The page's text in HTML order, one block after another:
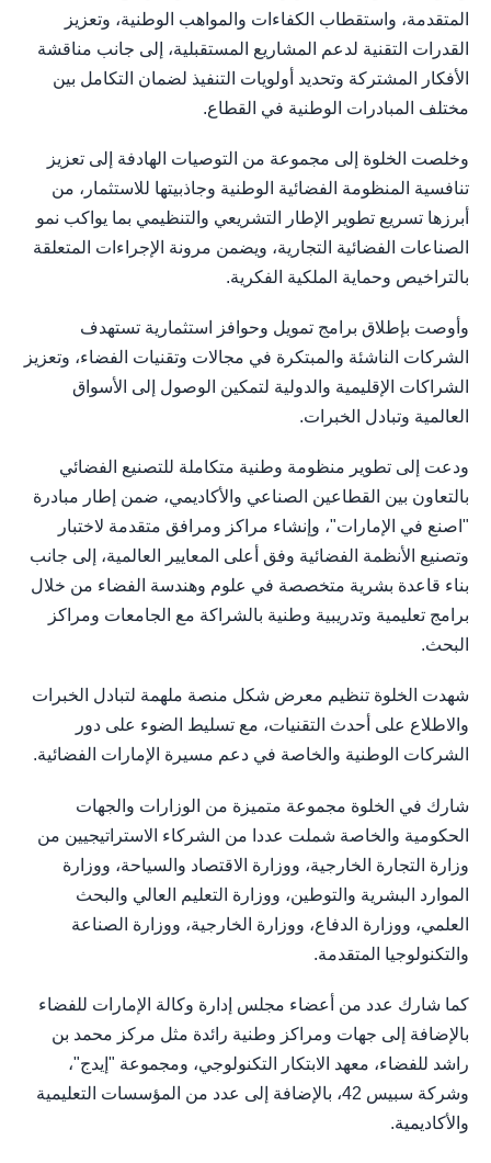
المتقدمة، واستقطاب الكفاءات والمواهب الوطنية، وتعزيز
القدرات التقنية لدعم المشاريع المستقبلية، إلى جانب مناقشة
الأفكار المشتركة وتحديد أولويات التنفيذ لضمان التكامل بين
مختلف المبادرات الوطنية في القطاع.
وخلصت الخلوة إلى مجموعة من التوصيات الهادفة إلى تعزيز
تنافسية المنظومة الفضائية الوطنية وجاذبيتها للاستثمار، من
أبرزها تسريع تطوير الإطار التشريعي والتنظيمي بما يواكب نمو
الصناعات الفضائية التجارية، ويضمن مرونة الإجراءات المتعلقة
بالتراخيص وحماية الملكية الفكرية.
وأوصت بإطلاق برامج تمويل وحوافز استثمارية تستهدف
الشركات الناشئة والمبتكرة في مجالات وتقنيات الفضاء، وتعزيز
الشراكات الإقليمية والدولية لتمكين الوصول إلى الأسواق
العالمية وتبادل الخبرات.
ودعت إلى تطوير منظومة وطنية متكاملة للتصنيع الفضائي
بالتعاون بين القطاعين الصناعي والأكاديمي، ضمن إطار مبادرة
"اصنع في الإمارات"، وإنشاء مراكز ومرافق متقدمة لاختبار
وتصنيع الأنظمة الفضائية وفق أعلى المعايير العالمية، إلى جانب
بناء قاعدة بشرية متخصصة في علوم وهندسة الفضاء من خلال
برامج تعليمية وتدريبية وطنية بالشراكة مع الجامعات ومراكز
البحث.
شهدت الخلوة تنظيم معرض شكل منصة ملهمة لتبادل الخبرات
والاطلاع على أحدث التقنيات، مع تسليط الضوء على دور
الشركات الوطنية والخاصة في دعم مسيرة الإمارات الفضائية.
شارك في الخلوة مجموعة متميزة من الوزارات والجهات
الحكومية والخاصة شملت عددا من الشركاء الاستراتيجيين من
وزارة التجارة الخارجية، ووزارة الاقتصاد والسياحة، ووزارة
الموارد البشرية والتوطين، ووزارة التعليم العالي والبحث
العلمي، ووزارة الدفاع، ووزارة الخارجية، ووزارة الصناعة
والتكنولوجيا المتقدمة.
كما شارك عدد من أعضاء مجلس إدارة وكالة الإمارات للفضاء
بالإضافة إلى جهات ومراكز وطنية رائدة مثل مركز محمد بن
راشد للفضاء، معهد الابتكار التكنولوجي، ومجموعة "إيدج"،
وشركة سبيس 42، بالإضافة إلى عدد من المؤسسات التعليمية
والأكاديمية.